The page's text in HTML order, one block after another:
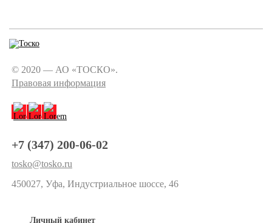
© 2020 — АО «ТОСКО».
Правовая информация
+7 (347) 200-06-02
tosko@tosko.ru
450027, Уфа, Индустриальное шоссе, 46
Личный кабинет